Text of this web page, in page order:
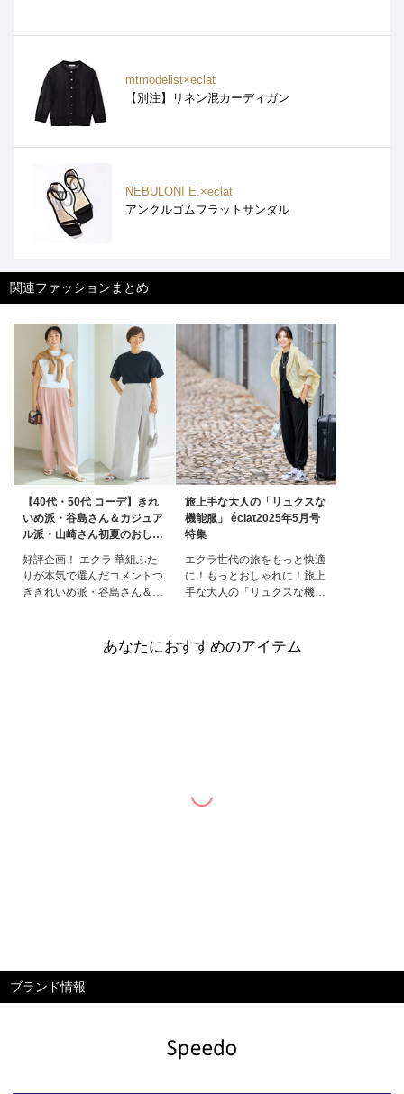
mtmodelist×eclat
【別注】リネン混カーディガン
NEBULONI E.×eclat
アンクルゴムフラットサンダル
関連ファッションまとめ
【40代・50代 コーデ】きれ
いめ派・谷島さん＆カジュア
ル派・山崎さん初夏のおしゃ
特集
好評企画！ エクラ 華組ふた
りが本気で選んだコメントつ
ききれいめ派・谷島さん＆カ
候にふさわしい、初夏のムー
ドたっぷりの旬アイテムをピ
旅上手な大人の「リュクスな
機能服」 éclat2025年5月号
特集
エクラ世代の旅をもっと快適
に！もっとおしゃれに！旅上
手な大人の「リュクスな機能
になるのは旅にも重宝する服
と小物。エクラプレミアム限
あなたにおすすめのアイテム
ブランド情報